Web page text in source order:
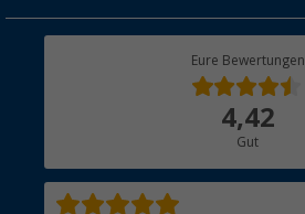
Rücksendung
Eure Bewertungen
4,42
Gut